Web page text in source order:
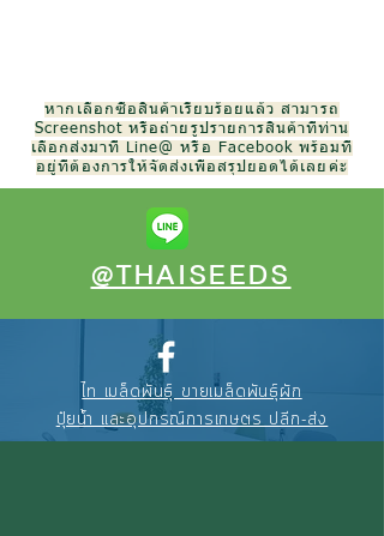
หากเลือกซื้อสินค้าเรียบร้อยแล้ว สามารถ
Screenshot หรือถ่ายรูปรายการสินค้าที่ท่าน
เลือกส่งมาที่ Line@ หรือ Facebook พร้อมที่
อยู่ที่ต้องการให้จัดส่งเพื่อสรุปยอดได้เลยค่ะ
@THAISEEDS
ไท เมล็ดพันธุ์ ขายเมล็ดพันธุ์ผัก
ปุ๋ยน้ำ และอุปกรณ์การเกษตร ปลีก-ส่ง